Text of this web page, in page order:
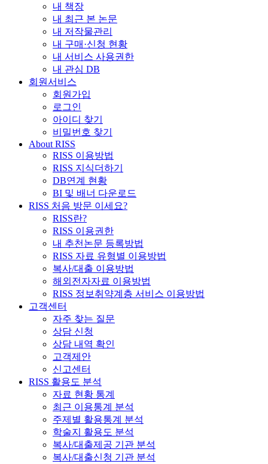
내 책장
내 최근 본 논문
내 저작물관리
내 구매·신청 현황
내 서비스 사용권한
내 관심 DB
회원서비스
회원가입
로그인
아이디 찾기
비밀번호 찾기
About RISS
RISS 이용방법
RISS 지식더하기
DB연계 현황
BI 및 배너 다운로드
RISS 처음 방문 이세요?
RISS란?
RISS 이용권한
내 추천논문 등록방법
RISS 자료 유형별 이용방법
복사/대출 이용방법
해외전자자료 이용방법
RISS 정보취약계층 서비스 이용방법
고객센터
자주 찾는 질문
상담 신청
상담 내역 확인
고객제안
신고센터
RISS 활용도 분석
자료 현황 통계
최근 이용통계 분석
주제별 활용통계 분석
학술지 활용도 분석
복사/대출제공 기관 분석
복사/대출신청 기관 분석